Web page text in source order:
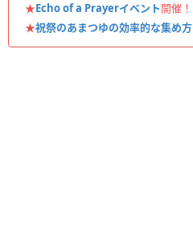
★Echo of a Prayerイベント開催！
★祝祭のあまつゆの効率的な集め方